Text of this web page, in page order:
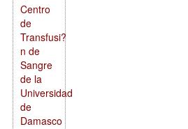
Centro
de
Transfusi?
n de
Sangre
de la
Universidad
de
Damasco